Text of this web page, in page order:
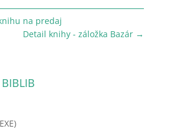
na predaj
Detail knihy - záložka Bazár →